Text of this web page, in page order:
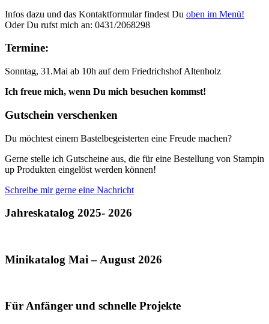
Infos dazu und das Kontaktformular findest Du oben im Menü!
Oder Du rufst mich an: 0431/2068298
Termine:
Sonntag, 31.Mai ab 10h auf dem Friedrichshof Altenholz
Ich freue mich, wenn Du mich besuchen kommst!
Gutschein verschenken
Du möchtest einem Bastelbegeisterten eine Freude machen?
Gerne stelle ich Gutscheine aus, die für eine Bestellung von Stampin
up Produkten eingelöst werden können!
Schreibe mir gerne eine Nachricht
Jahreskatalog 2025- 2026
Minikatalog Mai – August 2026
Für Anfänger und schnelle Projekte